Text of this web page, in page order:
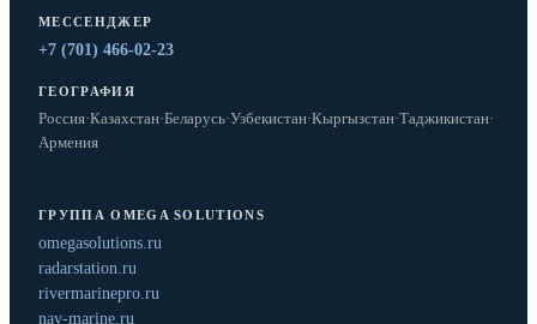
МЕССЕНДЖЕР
+7 (701) 466-02-23
ГЕОГРАФИЯ
Россия·Казахстан·Беларусь·Узбекистан·Кыргызстан·Таджикистан·
Армения
ГРУППА OMEGA SOLUTIONS
omegasolutions.ru
radarstation.ru
rivermarinepro.ru
nav-marine.ru